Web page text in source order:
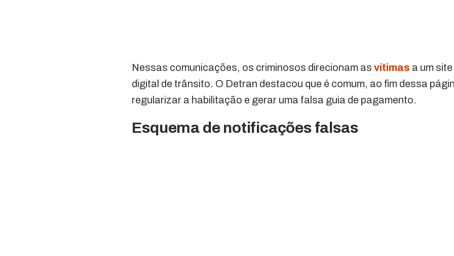
Nessas comunicações, os criminosos direcionam asvítimas a um
digital de trânsito. O Detran destacou que é comum, ao fim dessa
regularizar a habilitação e gerar uma falsa guia de pagamento.
Esquema de notificações falsas